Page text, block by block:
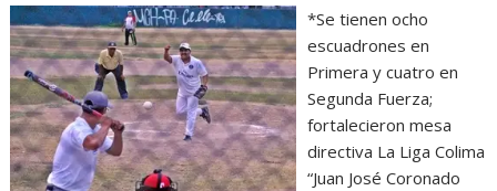
*Se tienen ocho
escuadrones en
Primera y cuatro en
Segunda Fuerza;
fortalecieron mesa
directiva La Liga Colima
“Juan José Coronado